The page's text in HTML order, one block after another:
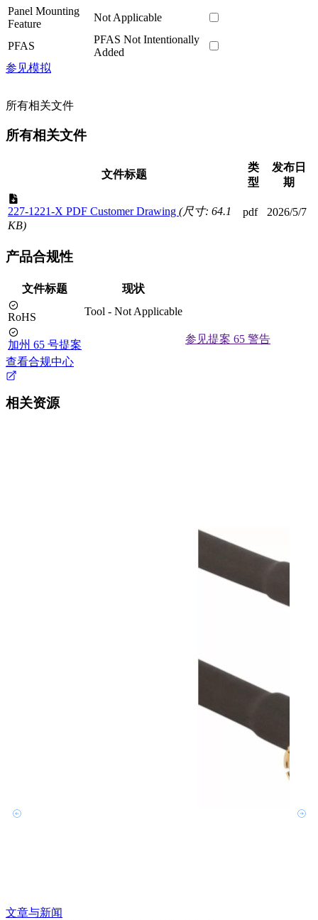
Panel Mounting
Feature
Not Applicable
PFAS
PFAS Not Intentionally
Added
参见模拟
所有相关文件
所有相关文件
文件标题
类
型
发布日
期
227-1221-X PDF Customer Drawing (尺寸: 64.1
KB)
pdf 2026/5/7
产品合规性
文件标题 现状
RoHS Tool - Not Applicable
加州 65 号提案
参见提案 65 警告
查看合规中心
相关资源
文章与新闻